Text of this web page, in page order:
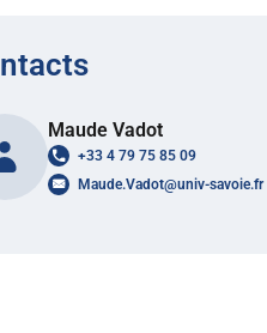
Maude Vadot
+33 4 79 75 85 09
Maude.Vadot@univ-savoie.fr